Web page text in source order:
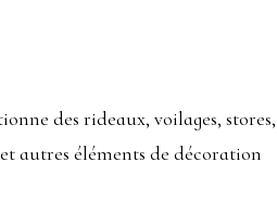
des rideaux, voilages, stores,
autres éléments de décoration